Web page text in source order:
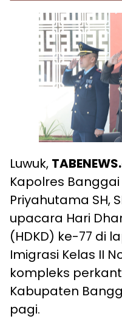
Luwuk,
Kapolres Banggai
Priyahutama SH,
upacara Hari
(HDKD) ke-77 di
Imigrasi Kelas II
kompleks
Kabupaten
pagi.